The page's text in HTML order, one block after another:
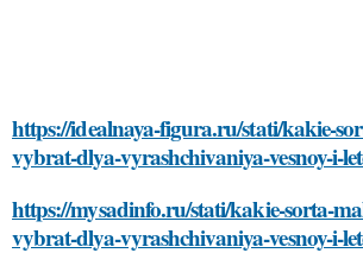
https://idealnaya-figura.ru/stati/kakie-
vybrat-dlya-vyrashchivaniya-vesnoy-i-
https://mysadinfo.ru/stati/kakie-sorta-
vybrat-dlya-vyrashchivaniya-vesnoy-i-